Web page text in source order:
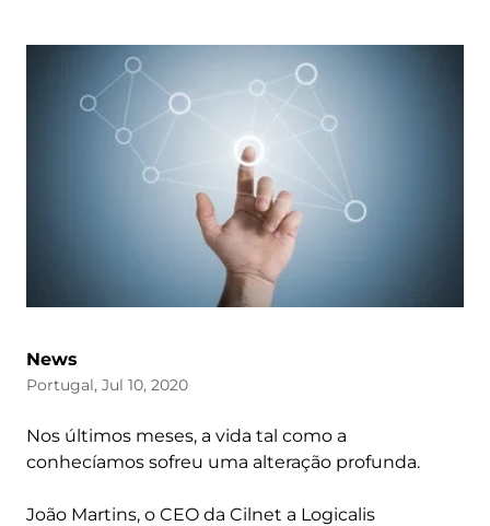
News
Portugal, Jul 10, 2020
Nos últimos meses, a vida tal como a
conhecíamos sofreu uma alteração profunda.
João Martins, o CEO da Cilnet a Logicalis